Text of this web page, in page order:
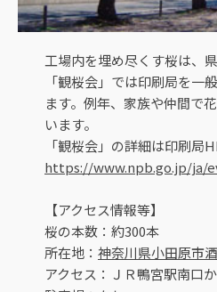
工場内を埋め尽くす桜は、
「観桜会」では印刷局を一
ます。例年、家族や仲間で
います。
「観桜会」の詳細は印刷局
https://www.npb.go.jp/ja/
【アクセス情報等】
桜の本数：約300本
所在地： 神奈川県小田原市
アクセス：ＪＲ鴨宮駅南口